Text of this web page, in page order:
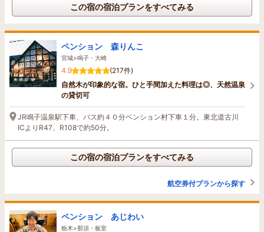
この宿の宿泊プランをすべてみる
ペンション 森りんこ
宮城>鳴子・大崎
4.9
(217件)
自然木が印象的な宿。ひと手間加えた料理は◎、天然温泉
の貸切可
JR鳴子温泉駅下車、バス約４０分ペンション村下車１分。東北道古川
ICよりR47、R108で約50分。
この宿の宿泊プランをすべてみる
航空券付プランから探す
ペンション あじわい
栃木>那須・板室